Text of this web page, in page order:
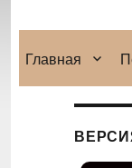
Главная